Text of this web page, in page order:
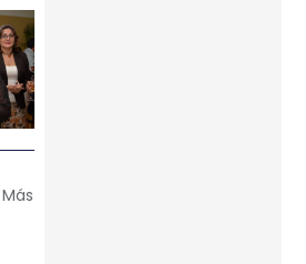
Más